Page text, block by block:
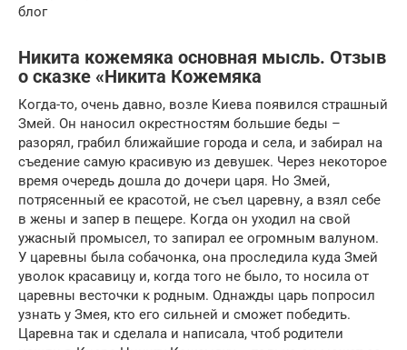
блог
Никита кожемяка основная мысль. Отзыв
о сказке «Никита Кожемяка
Когда-то, очень давно, возле Киева появился страшный
Змей. Он наносил окрестностям большие беды –
разорял, грабил ближайшие города и села, и забирал на
съедение самую красивую из девушек. Через некоторое
время очередь дошла до дочери царя. Но Змей,
потрясенный ее красотой, не съел царевну, а взял себе
в жены и запер в пещере. Когда он уходил на свой
ужасный промысел, то запирал ее огромным валуном.
У царевны была собачонка, она проследила куда Змей
уволок красавицу и, когда того не было, то носила от
царевны весточки к родным. Однажды царь попросил
узнать у Змея, кто его сильней и сможет победить.
Царевна так и сделала и написала, чтоб родители